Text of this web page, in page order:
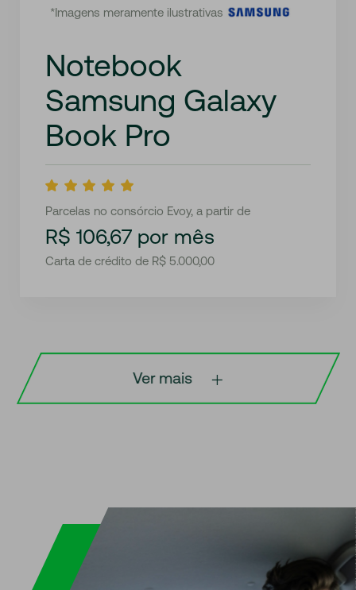
*Imagens meramente ilustrativas
Notebook
Samsung Galaxy
Book Pro
Parcelas no consórcio Evoy, a partir de
R$ 106,67 por mês
Carta de crédito de R$ 5.000,00
Ver mais